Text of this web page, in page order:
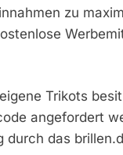
zu
Trikots
angefordert
das